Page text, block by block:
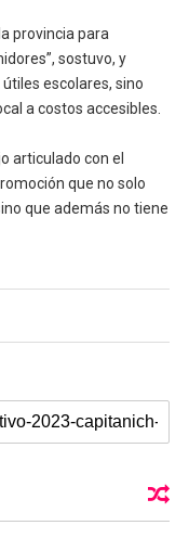
provincia para
sostuvo, y
escolares, sino
a costos accesibles.
articulado con el
que no solo
que además no tiene